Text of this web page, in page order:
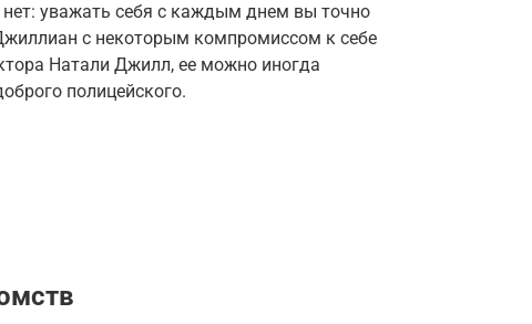
уважать себя с каждым днем вы точно
с некоторым компромиссом к себе
Натали Джилл, ее можно иногда
полицейского.